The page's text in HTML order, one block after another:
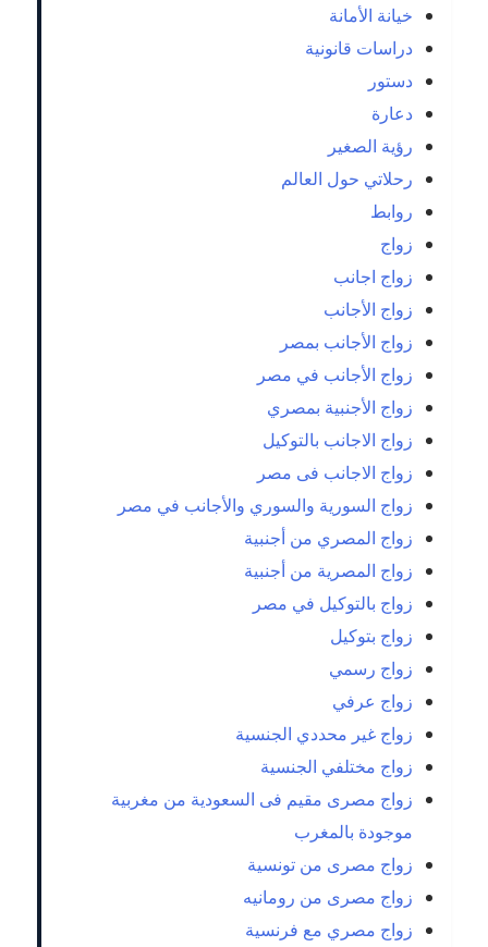
خيانة الأمانة
دراسات قانونية
دستور
دعارة
رؤية الصغير
رحلاتي حول العالم
روابط
زواج
زواج اجانب
زواج الأجانب
زواج الأجانب بمصر
زواج الأجانب في مصر
زواج الأجنبية بمصري
زواج الاجانب بالتوكيل
زواج الاجانب فى مصر
زواج السورية والسوري والأجانب في مصر
زواج المصري من أجنبية
زواج المصرية من أجنبية
زواج بالتوكيل في مصر
زواج بتوكيل
زواج رسمي
زواج عرفي
زواج غير محددي الجنسية
زواج مختلفي الجنسية
زواج مصرى مقيم فى السعودية من مغربية
موجودة بالمغرب
زواج مصرى من تونسية
زواج مصرى من رومانيه
زواج مصري مع فرنسية